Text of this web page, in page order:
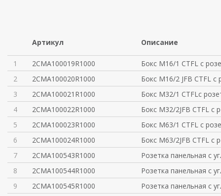
Артикул Описание
1 2CMA100019R1000
Бокс M16/1 CTFL с
2
2CMA100020R1000
Бокс M16/2 JFB CTFL с
3
2CMA100021R1000
Бокс M32/1 CTFLс
4
2CMA100022R1000
Бокс M32/2JFB CTFL с
5
2CMA100023R1000
Бокс M63/1 CTFL с
6
2CMA100024R1000
Бокс M63/2JFB CTFL с
7
2CMA100543R1000
Розетка панельная с
8
2CMA100544R1000
Розетка панельная с
9
2CMA100545R1000
Розетка панельная с